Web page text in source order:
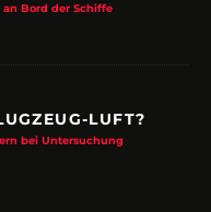
an Bord der Schiffe
LUFT?
bei Untersuchung